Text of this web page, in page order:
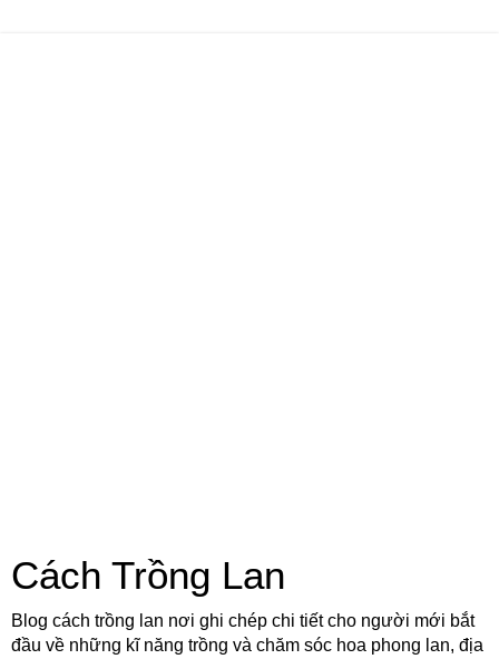
Cách Trồng Lan
Blog cách trồng lan nơi ghi chép chi tiết cho người mới bắt
đầu về những kĩ năng trồng và chăm sóc hoa phong lan, địa